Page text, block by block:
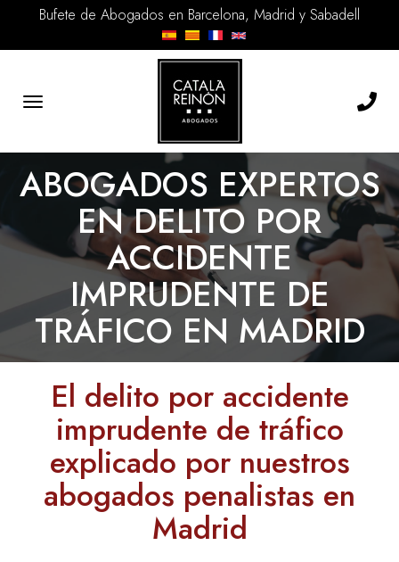
Bufete de Abogados en Barcelona, Madrid y Sabadell
Toggle
ABOGADOS EXPERTOS
EN DELITO POR
ACCIDENTE
IMPRUDENTE DE
TRÁFICO EN MADRID
El delito por accidente
imprudente de tráfico
explicado por nuestros
abogados penalistas en
Madrid